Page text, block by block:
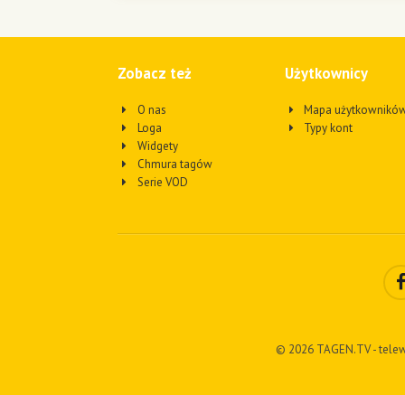
Zobacz też
O nas
Loga
Widgety
Chmura tagów
Serie VOD
Użytkownicy
Mapa
Typy kont
© 2026 TAGEN.TV -